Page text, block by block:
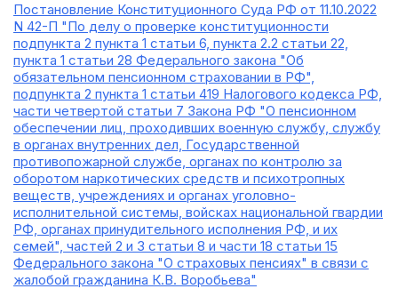
Постановление Конституционного Суда РФ от 11.10.2022
N 42-П "По делу о проверке конституционности
подпункта 2 пункта 1 статьи 6, пункта 2.2 статьи 22,
пункта 1 статьи 28 Федерального закона "Об
обязательном пенсионном страховании в РФ",
подпункта 2 пункта 1 статьи 419 Налогового кодекса РФ,
части четвертой статьи 7 Закона РФ "О пенсионном
обеспечении лиц, проходивших военную службу, службу
в органах внутренних дел, Государственной
противопожарной службе, органах по контролю за
оборотом наркотических средств и психотропных
веществ, учреждениях и органах уголовно-
исполнительной системы, войсках национальной гвардии
РФ, органах принудительного исполнения РФ, и их
семей", частей 2 и 3 статьи 8 и части 18 статьи 15
Федерального закона "О страховых пенсиях" в связи с
жалобой гражданина К.В. Воробьева"